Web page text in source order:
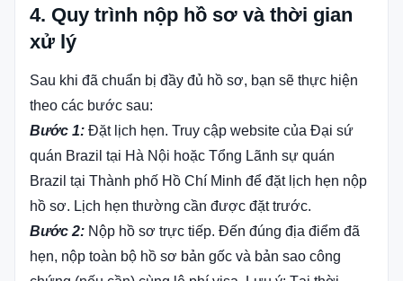
4. Quy trình nộp hồ sơ và thời gian
xử lý
Sau khi đã chuẩn bị đầy đủ hồ sơ, bạn sẽ thực hiện
theo các bước sau:
Bước 1: Đặt lịch hẹn. Truy cập website của Đại sứ
quán Brazil tại Hà Nội hoặc Tổng Lãnh sự quán
Brazil tại Thành phố Hồ Chí Minh để đặt lịch hẹn nộp
hồ sơ. Lịch hẹn thường cần được đặt trước.
Bước 2: Nộp hồ sơ trực tiếp. Đến đúng địa điểm đã
hẹn, nộp toàn bộ hồ sơ bản gốc và bản sao công